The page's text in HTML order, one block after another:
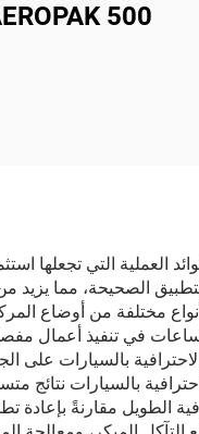
العملية التي
الصحيحة، مما
مختلفة من أوضاع
في تنفيذ أعمال مفصلة
الاحترافية بالسيارات
بالسيارات نتائج
الطويل مقارنةً بإعادة